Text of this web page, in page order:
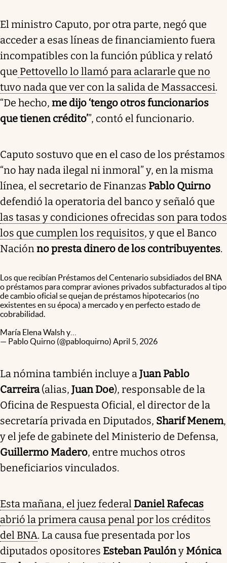
El ministro Caputo, por otra parte, negó que
acceder a esas líneas de financiamiento fuera
incompatibles con la función pública y relató
que Pettovello lo llamó para aclararle que no
tuvo nada que ver con la salida de Massaccesi.
“De hecho, me dijo ‘tengo otros funcionarios
que tienen crédito’”, contó el funcionario.
Caputo sostuvo que en el caso de los préstamos
“no hay nada ilegal ni inmoral” y, en la misma
línea, el secretario de Finanzas Pablo Quirno
defendió la operatoria del banco y señaló que
las tasas y condiciones ofrecidas son para todos
los que cumplen los requisitos, y que el Banco
Nación no presta dinero de los contribuyentes.
Los que recibían Préstamos del Centenario subsidiados del BNA
o préstamos para comprar aviones privados subfacturados al tipo
de cambio oficial se quejan de préstamos hipotecarios (no
existentes en su época) a mercado y en perfecto estado de
cobrabilidad.
María Elena Walsh y…
— Pablo Quirno (@pabloquirno) April 5, 2026
La nómina también incluye a Juan Pablo
Carreira(alias, Juan Doe), responsable de la
Oficina de Respuesta Oficial, el director de la
secretaría privada en Diputados, Sharif Menem,
y el jefe de gabinete del Ministerio de Defensa,
Guillermo Madero, entre muchos otros
beneficiarios vinculados.
Esta mañana, el juez federal Daniel Rafecas
abrió la primera causa penal por los créditos
del BNA. La causa fue presentada por los
diputados opositores Esteban Paulóny Mónica